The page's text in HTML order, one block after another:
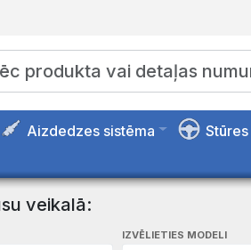
Aizdedzes sistēma
veikalā:
IZVĒLIETIES MODELI